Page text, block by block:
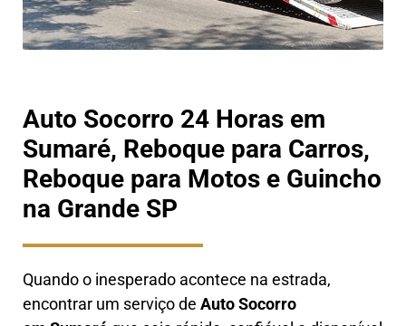
Auto Socorro 24 Horas em
Sumaré, Reboque para Carros,
Reboque para Motos e Guincho
na Grande SP
Quando o inesperado acontece na estrada,
encontrar um serviço de Auto Socorro